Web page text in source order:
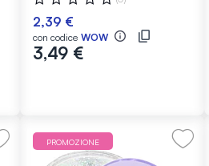
0%
2,39 €
con codice WOW
3,49 €
PROMOZIONE